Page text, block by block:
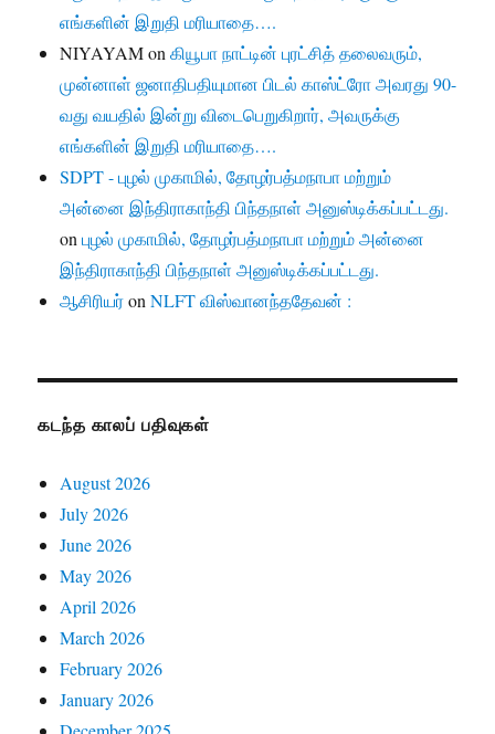
எங்களின் இறுதி மரியாதை….
NIYAYAMonகியூபா நாட்டின் புரட்சித் தலைவரும்,
முன்னாள் ஜனாதிபதியுமான பிடல் காஸ்ட்ரோ அவரது 90-
வது வயதில் இன்று விடைபெறுகிறார், அவருக்கு
எங்களின் இறுதி மரியாதை….
SDPT - புழல் முகாமில், தோழர்பத்மநாபா மற்றும்
அன்னை இந்திராகாந்தி பிந்தநாள் அனுஸ்டிக்கப்பட்டது.
onபுழல் முகாமில், தோழர்பத்மநாபா மற்றும் அன்னை
இந்திராகாந்தி பிந்தநாள் அனுஸ்டிக்கப்பட்டது.
ஆசிரியர்onNLFT விஸ்வானந்ததேவன் :
கடந்த காலப் பதிவுகள்
August 2026
July 2026
June 2026
May 2026
April 2026
March 2026
February 2026
January 2026